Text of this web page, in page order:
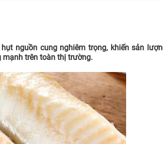
nguồn cung nghiêm trọng, khiến sản
trên toàn thị trường.